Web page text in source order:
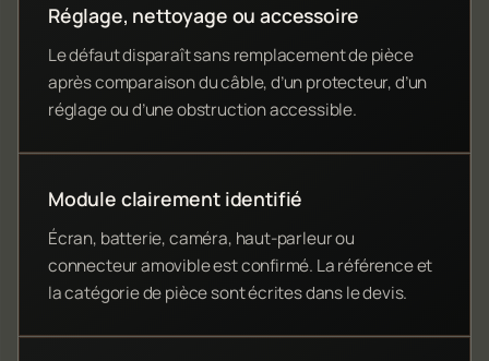
Réglage, nettoyage ou accessoire
Le défaut disparaît sans remplacement de pièce
après comparaison du câble, d’un protecteur, d’un
réglage ou d’une obstruction accessible.
Module clairement identifié
Écran, batterie, caméra, haut-parleur ou
connecteur amovible est confirmé. La référence et
la catégorie de pièce sont écrites dans le devis.